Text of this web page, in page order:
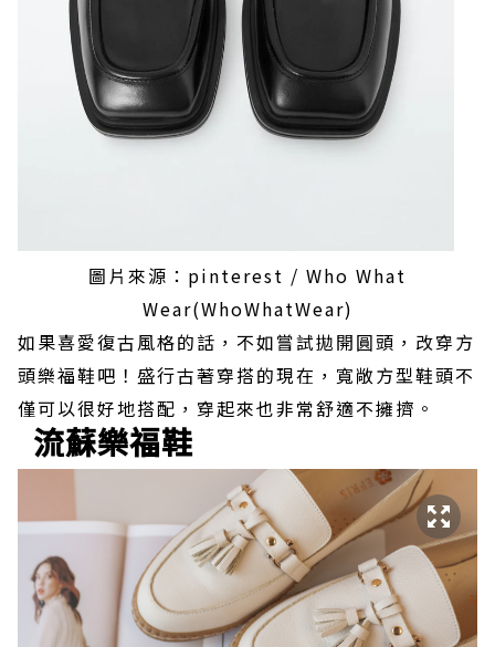
圖片來源：pinterest / Who What
Wear(WhoWhatWear)
如果喜愛復古風格的話，不如嘗試拋開圓頭，改穿方
頭樂福鞋吧！盛行古著穿搭的現在，寬敞方型鞋頭不
僅可以很好地搭配，穿起來也非常舒適不擁擠。
流蘇樂福鞋